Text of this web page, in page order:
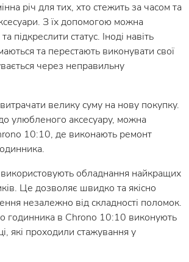
річ для тих, хто стежить за часом та
З їх допомогою можна
підкреслити статус. Іноді навіть
та перестають виконувати свої
через неправильну
велику суму на нову покупку.
улюбленого аксесуару, можна
10:10, де виконають ремонт
обладнання найкращих
Це дозволяє швидко та якісно
незалежно від складності поломок.
годинника в Chrono 10:10 виконують
які проходили стажування у